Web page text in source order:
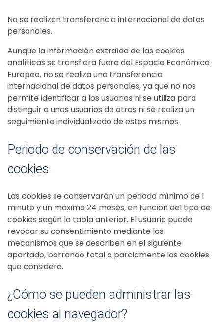
No se realizan transferencia internacional de datos
personales.
Aunque la información extraída de las cookies
analíticas se transfiera fuera del Espacio Económico
Europeo, no se realiza una transferencia
internacional de datos personales, ya que no nos
permite identificar a los usuarios ni se utiliza para
distinguir a unos usuarios de otros ni se realiza un
seguimiento individualizado de estos mismos.
Periodo de conservación de las
cookies
Las cookies se conservarán un periodo mínimo de 1
minuto y un máximo 24 meses, en función del tipo de
cookies según la tabla anterior. El usuario puede
revocar su consentimiento mediante los
mecanismos que se describen en el siguiente
apartado, borrando total o parciamente las cookies
que considere.
¿Cómo se pueden administrar las
cookies al navegador?